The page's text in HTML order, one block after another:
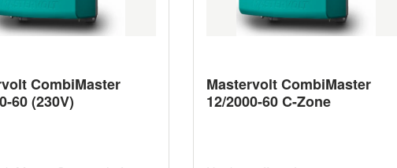
CombiMaster
60 (230V)
Mastervolt CombiMaster
12/2000-60 C-Zone